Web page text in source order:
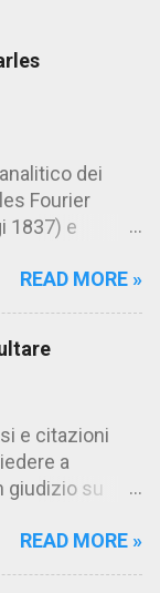
dei
Fourier
1837) e
raccolta di
che ritiene
per averlo
Ciò lo
dei
Traduzione
Volume 29,
READ MORE »
e citazioni
a
giudizio su
alla
READ MORE »